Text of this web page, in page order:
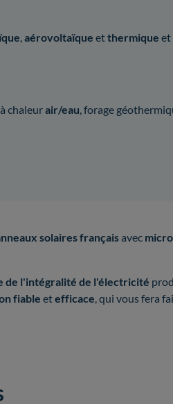
,aérovoltaïque etthermique et
chaleurair/eau, forage
solaires françaisavec
de l'intégralité de l'électricité
fiable etefficace, qui vous fera